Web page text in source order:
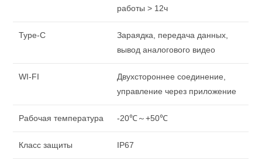
работы > 12ч
Type-C
Зараядка, передача данных,
вывод аналогового видео
WI-FI
Двухстороннее соединение,
управление через приложение
Рабочая температура -20℃～+50℃
Класс защиты IP67